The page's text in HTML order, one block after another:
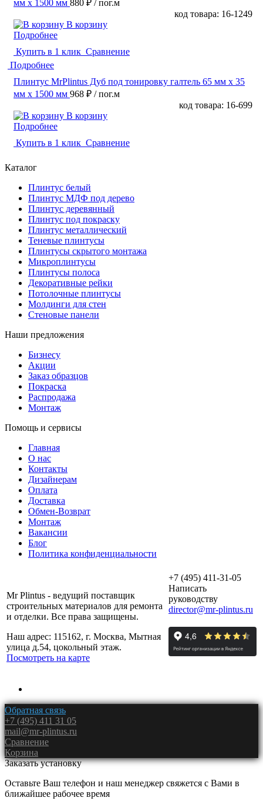
мм х 1500 мм 880 ₽ / пог.м
код товара: 16-1249
В корзину
Подробнее
Купить в 1 клик Сравнение
Подробнее
Плинтус MrPlintus Дуб под тонировку галтель 65 мм х 35
мм х 1500 мм 968 ₽ / пог.м
код товара: 16-699
В корзину
Подробнее
Купить в 1 клик Сравнение
Каталог
Плинтус белый
Плинтус МДФ под дерево
Плинтус деревянный
Плинтус под покраску
Плинтус металлический
Теневые плинтусы
Плинтусы скрытого монтажа
Микроплинтусы
Плинтусы полоса
Декоративные рейки
Потолочные плинтусы
Молдинги для стен
Стеновые панели
Наши предложения
Бизнесу
Акции
Заказ образцов
Покраска
Распродажа
Монтаж
Помощь и сервисы
Главная
О нас
Контакты
Дизайнерам
Оплата
Доставка
Обмен-Возврат
Монтаж
Вакансии
Блог
Политика конфиденциальности
Mr Plintus - ведущий поставщик
строительных материалов для ремонта
и отделки. Все права защищены.
Наш адрес: 115162, г. Москва, Мытная
улица д.54, цокольный этаж.
Посмотреть на карте
+7 (495) 411-31-05
Написать
руководству
director@mr-plintus.ru
Обратная связь
+7 (495) 411 31 05
mail@mr-plintus.ru
Сравнение
Корзина
Заказать установку
Оставьте Ваш телефон и наш менеджер свяжется с Вами в
ближайшее рабочее время